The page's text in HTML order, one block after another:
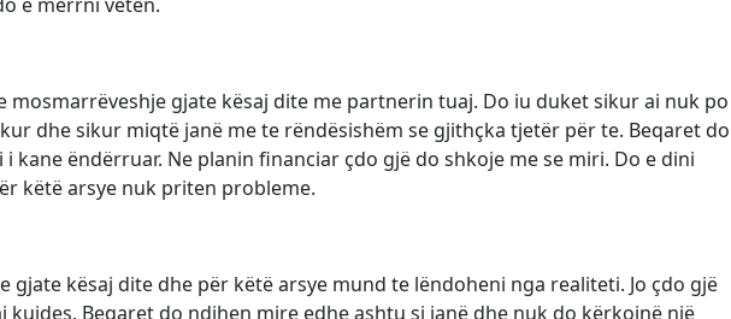
mosmarrëveshje gjate kësaj dite me partnerin tuaj. Do iu duket sikur ai nuk po
dhe sikur miqtë janë me te rëndësishëm se gjithçka tjetër për te. Beqaret do
kane ëndërruar. Ne planin financiar çdo gjë do shkoje me se miri. Do e dini
këtë arsye nuk priten probleme.
gjate kësaj dite dhe për këtë arsye mund te lëndoheni nga realiteti. Jo çdo gjë
kujdes. Beqaret do ndihen mire edhe ashtu si janë dhe nuk do kërkojnë një